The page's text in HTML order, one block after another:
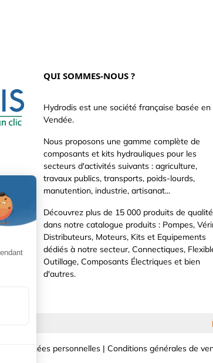
QUI SOMMES-NOUS ?
Hydrodis est une société française basée en
Vendée.
Nous proposons une gamme complète de
composants et kits hydrauliques pour les
secteurs d'activités suivants : agriculture,
travaux publics, transports, poids-lourds,
manutention, industrie, artisanat...
Découvrez plus de 15 000 produits de qualité
dans notre catalogue produits : Pompes,
Distributeurs, Moteurs, Kits et Equipements
dédiés à notre secteur, Connectiques,
Outillage, Composants Électriques et bien
d'autres.
Données personnelles | Conditions générales de